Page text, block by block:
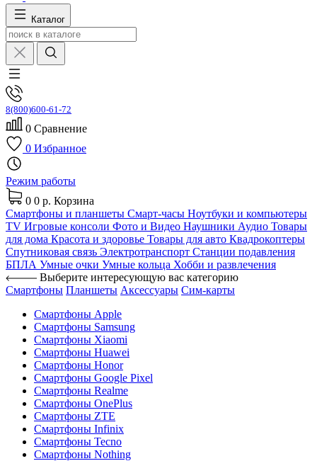
Каталог
8(800)600-61-72
0 Сравнение
0 Избранное
Режим работы
0 0 р. Корзина
Смартфоны и планшеты Смарт-часы Ноутбуки и компьютеры
TV Игровые консоли Фото и Видео Наушники Аудио Товары
для дома Красота и здоровье Товары для авто Квадрокоптеры
Спутниковая связь Электротранспорт Станции подавления
БПЛА Умные очки Умные кольца Хобби и развлечения
Выберите интересующую вас категорию
Смартфоны Планшеты Аксессуары Сим-карты
Смартфоны Apple
Смартфоны Samsung
Смартфоны Xiaomi
Смартфоны Huawei
Смартфоны Honor
Смартфоны Google Pixel
Смартфоны Realme
Смартфоны OnePlus
Смартфоны ZTE
Смартфоны Infinix
Смартфоны Tecno
Смартфоны Nothing